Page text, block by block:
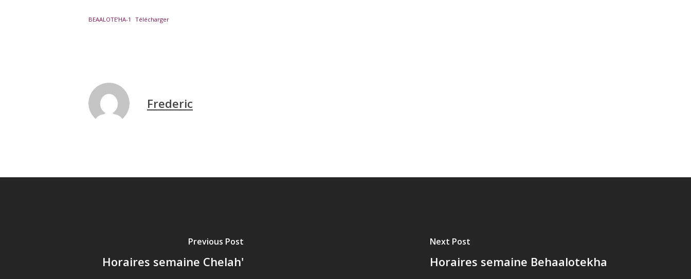
BEAALOTE’HA-1 Télécharger
Frederic
Previous Post
Horaires semaine Chelah'
Next Post
Horaires semaine Behaalotekha